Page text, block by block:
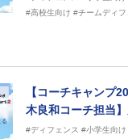
#高校生向け #チームディフ
【コーチキャンプ
木良和コーチ担当
ンスの目的を考える
#ディフェンス #小学生向け